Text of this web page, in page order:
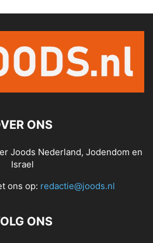
ONS
Joods Nederland, Jodendom en
Israel
ons op: redactie@joods.nl
ONS